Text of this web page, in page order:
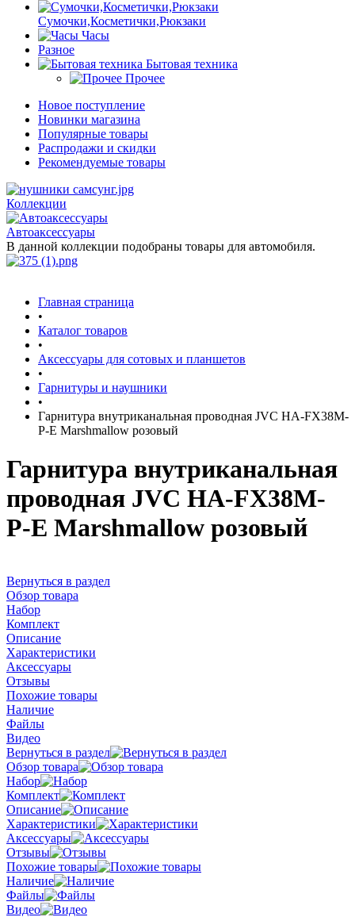
Сумочки,Косметички,Рюкзаки
Часы
Разное
Бытовая техника
Прочее
Новое поступление
Новинки магазина
Популярные товары
Распродажи и скидки
Рекомендуемые товары
Коллекции
Автоаксессуары
В данной коллекции подобраны товары для автомобиля.
Главная страница
•
Каталог товаров
•
Аксессуары для сотовых и планшетов
•
Гарнитуры и наушники
•
Гарнитура внутриканальная проводная JVC HA-FX38M-
P-E Marshmallow розовый
Гарнитура внутриканальная
проводная JVC HA-FX38M-
P-E Marshmallow розовый
Вернуться в раздел
Обзор товара
Набор
Комплект
Описание
Характеристики
Аксессуары
Отзывы
Похожие товары
Наличие
Файлы
Видео
Вернуться в раздел
Обзор товара
Набор
Комплект
Описание
Характеристики
Аксессуары
Отзывы
Похожие товары
Наличие
Файлы
Видео